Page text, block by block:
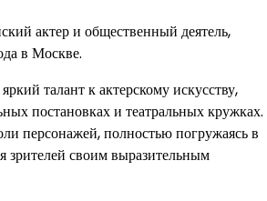
актер и общественный деятель,
в Москве.
талант к актерскому искусству,
постановках и театральных кружках.
персонажей, полностью погружаясь в
зрителей своим выразительным